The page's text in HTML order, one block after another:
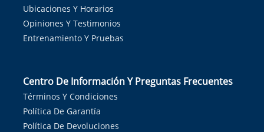
Ubicaciones Y Horarios
Opiniones Y Testimonios
Entrenamiento Y Pruebas
Centro De Información Y Preguntas Frecuentes
Términos Y Condiciones
Política De Garantía
Política De Devoluciones